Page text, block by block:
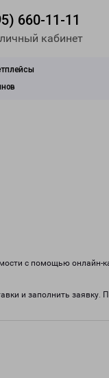
660-11-11
кабинет
с помощью онлайн-
и заполнить заявку.